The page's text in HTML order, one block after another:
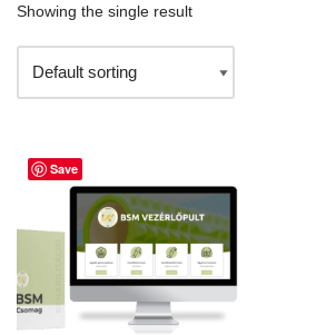
Showing the single result
Save